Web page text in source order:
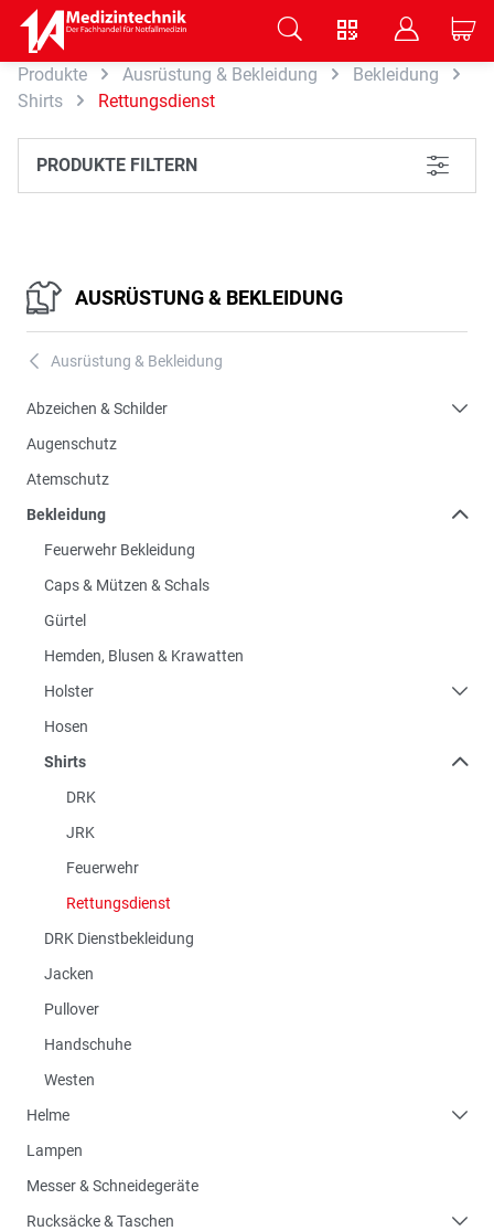
Zum Hauptinhalt springen
V B C
Produkte Ausrüstung & Bekleidung
Bekleidung
Shirts
Rettungsdienst
PRODUKTE FILTERN L
AUSRÜSTUNG & BEKLEIDUNG
A Ausrüstung & Bekleidung
Abzeichen & Schilder
Augenschutz
Atemschutz
Bekleidung
Feuerwehr Bekleidung
Caps & Mützen & Schals
Gürtel
Hemden, Blusen & Krawatten
Holster
Hosen
Shirts
DRK
JRK
Feuerwehr
Rettungsdienst
DRK Dienstbekleidung
Jacken
Pullover
Handschuhe
Westen
Helme
Lampen
Messer & Schneidegeräte
Rucksäcke & Taschen